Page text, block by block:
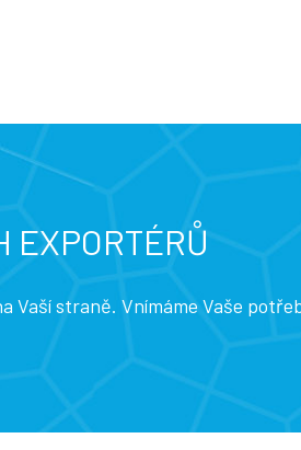
EXPORTÉRŮ
Vaší straně. Vnímáme Vaše